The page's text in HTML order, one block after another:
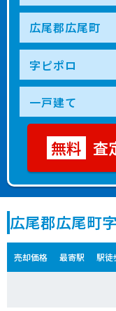
査
広尾郡広尾町
売却価格 最寄駅 駅徒